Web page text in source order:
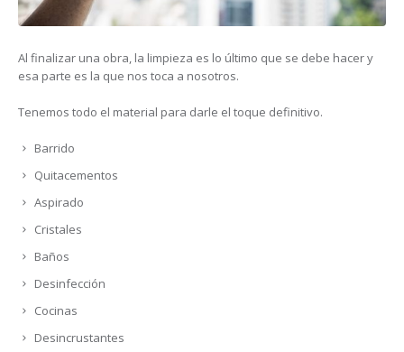
Al finalizar una obra, la limpieza es lo último que se debe hacer y
esa parte es la que nos toca a nosotros.
Tenemos todo el material para darle el toque definitivo.
Barrido
Quitacementos
Aspirado
Cristales
Baños
Desinfección
Cocinas
Desincrustantes